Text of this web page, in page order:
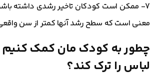
7- ممکن است کودکان تاخیر رشدی داشته
معنی است که سطح رشد آنها کمتر از سن
چطور به کودک مان کمک
لباس را ترک کند؟